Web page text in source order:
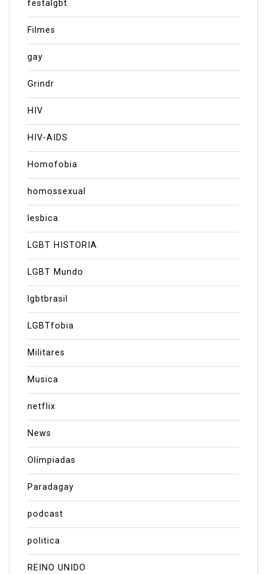
festalgbt
Filmes
gay
Grindr
HIV
HIV-AIDS
Homofobia
homossexual
lesbica
LGBT HISTORIA
LGBT Mundo
lgbtbrasil
LGBTfobia
Militares
Musica
netflix
News
Olímpiadas
Paradagay
podcast
politica
REINO UNIDO